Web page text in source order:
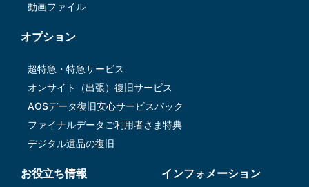
動画ファイル
オプション
超特急・特急サービス
オンサイト（出張）復旧サービス
AOSデータ復旧安⼼サービスパック
ファイナルデータご利⽤者さま特典
デジタル遺品の復旧
お役立ち情報 インフォメーション